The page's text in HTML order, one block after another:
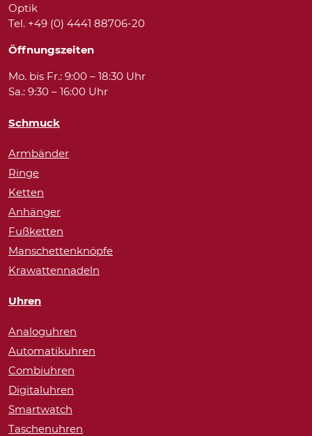
Optik
Tel. +49 (0) 4441 88706-20
Öffnungszeiten
Mo. bis Fr.: 9:00 – 18:30 Uhr
Sa.: 9:30 – 16:00 Uhr
Schmuck
Armbänder
Ringe
Ketten
Anhänger
Fußketten
Manschettenknöpfe
Krawattennadeln
Uhren
Analoguhren
Automatikuhren
Combiuhren
Digitaluhren
Smartwatch
Taschenuhren